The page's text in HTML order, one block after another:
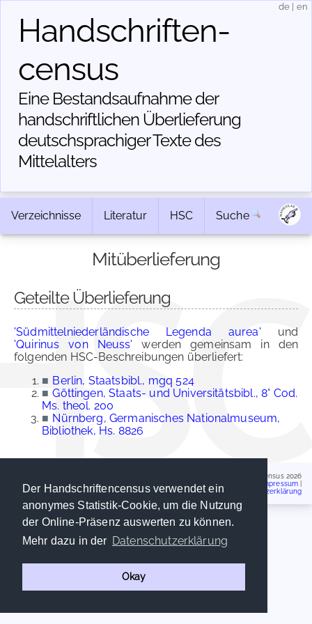
Der Handschriftencensus verwendet ein
anonymes Statistik-Cookie, um die Nutzung
der Online-Präsenz auswerten zu können.
Mehr dazu in der Datenschutzerklärung
Okay
Handschriften­
census
Eine Bestandsaufnahme der
handschriftlichen Über­lieferung
deutschsprachiger Texte des
Mittelalters
de en
Verzeichnisse Literatur HSC Suche
Mitüberlieferung
Geteilte Überlieferung
'Südmittelniederländische Legenda aurea' und
'Quirinus von Neuss' werden gemeinsam in den
folgenden HSC-Beschreibungen überliefert:
■ Berlin, Staatsbibl., mgq 524
■ Göttingen, Staats- und Universitätsbibl., 8° Cod.
Ms. theol. 200
■ Nürnberg, Germanisches Nationalmuseum,
Bibliothek, Hs. 8826
Handschriftencensus 2026
Impressum
Datenschutzerklärung